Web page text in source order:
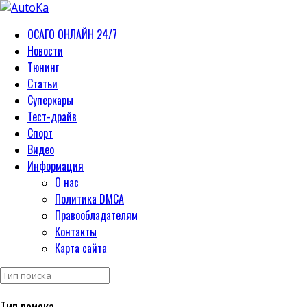
ОСАГО ОНЛАЙН 24/7
Новости
Тюнинг
Статьи
Суперкары
Тест-драйв
Спорт
Видео
Информация
О нас
Политика DMCA
Правообладателям
Контакты
Карта сайта